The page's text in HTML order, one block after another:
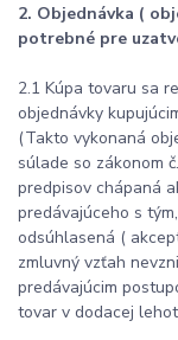
2. Objednávka (
potrebné pre
2.1 Kúpa tovaru sa
objednávky
(Takto vykonaná
súlade so zákonom
predpisov chápaná
predávajúceho s
odsúhlasená (
zmluvný vzťah
predávajúcim
tovar v dodacej